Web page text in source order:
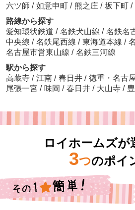
六ツ師 / 如意申町 / 熊之庄 / 坂下町 /
路線から探す
愛知環状鉄道 / 名鉄犬山線 / 名鉄名
中央線 / 名鉄尾西線 / 東海道本線 /
名古屋市営東山線 / 名鉄三河線
駅から探す
高蔵寺 / 江南 / 春日井 / 徳重・名古
尾張一宮 / 味岡 / 春日井 / 大山寺 /
ロイホームズが
3つのポイ